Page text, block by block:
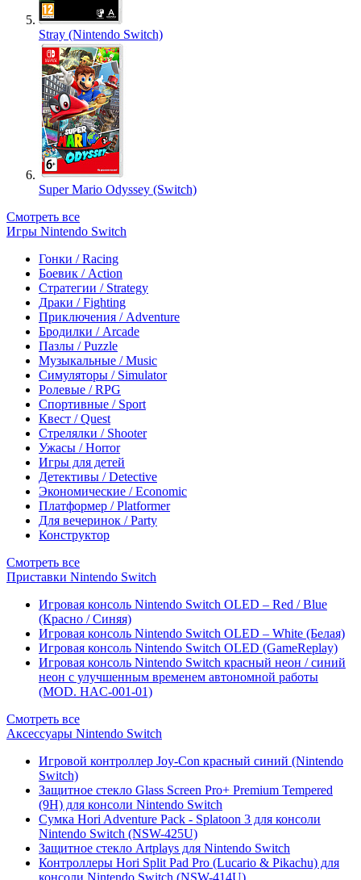
Stray (Nintendo Switch)
Super Mario Odyssey (Switch)
Смотреть все
Игры Nintendo Switch
Гонки / Racing
Боевик / Action
Стратегии / Strategy
Драки / Fighting
Приключения / Adventure
Бродилки / Arcade
Пазлы / Puzzle
Музыкальные / Music
Симуляторы / Simulator
Ролевые / RPG
Спортивные / Sport
Квест / Quest
Стрелялки / Shooter
Ужасы / Horror
Игры для детей
Детективы / Detective
Экономические / Economic
Платформер / Platformer
Для вечеринок / Party
Конструктор
Смотреть все
Приставки Nintendo Switch
Игровая консоль Nintendo Switch OLED – Red / Blue
(Красно / Синяя)
Игровая консоль Nintendo Switch OLED – White (Белая)
Игровая консоль Nintendo Switch OLED (GameReplay)
Игровая консоль Nintendo Switch красный неон / синий
неон с улучшенным временем автономной работы
(MOD. HAC-001-01)
Смотреть все
Аксессуары Nintendo Switch
Игровой контроллер Joy-Con красный синий (Nintendo
Switch)
Защитное стекло Glass Screen Pro+ Premium Tempered
(9H) для консоли Nintendo Switch
Сумка Hori Adventure Pack - Splatoon 3 для консоли
Nintendo Switch (NSW-425U)
Защитное стекло Artplays для Nintendo Switch
Контроллеры Hori Split Pad Pro (Lucario & Pikachu) для
консоли Nintendo Switch (NSW-414U)